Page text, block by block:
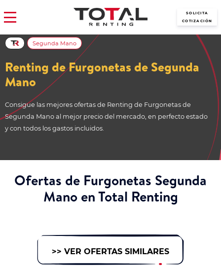
SOLICITA
COTIZACIÓN
Renting de Furgonetas de Segunda
Mano
Consigue las mejores ofertas de Renting de Furgonetas de
Segunda Mano al mejor precio del mercado, en perfecto estado
y con todos los gastos incluidos.
Segunda Mano
Ofertas de Furgonetas Segunda
Mano en Total Renting
>> VER OFERTAS SIMILARES